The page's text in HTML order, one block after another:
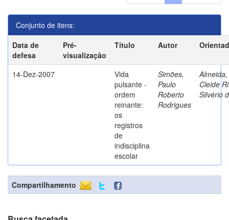
Conjunto de itens:
Data de
defesa
Pré-
visualização
Título Autor
14-Dez-2007
Vida
pulsante -
ordem
reinante:
os
registros
de
indisciplina
escolar
Simões,
Paulo
Roberto
Rodrigues
Almeida,
Cleide
Silvério
Compartilhamento